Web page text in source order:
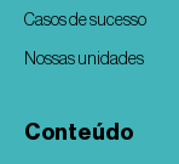
Casos de sucesso
Nossas unidades
Conteúdo